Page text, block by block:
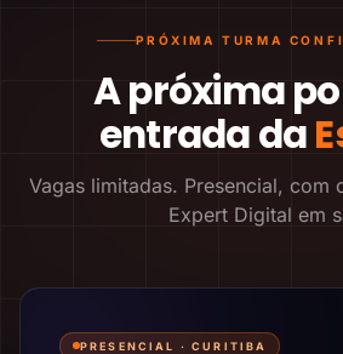
PRÓXIMA TURMA
A próxima
entrada da
Vagas limitadas. Presencial, com
Expert Digital em
PRESENCIAL ·CURITIBA